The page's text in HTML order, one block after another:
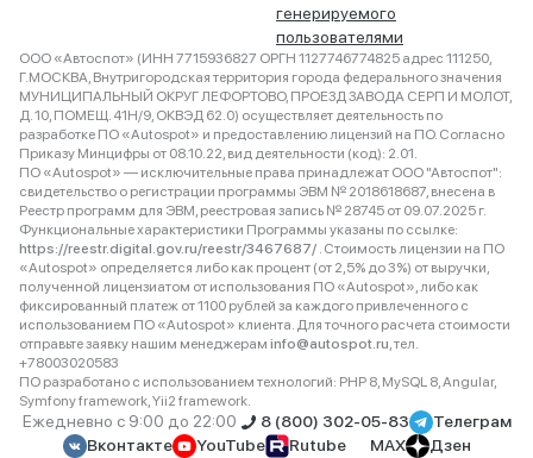
генерируемого
пользователями
ООО «Автоспот» (ИНН 7715936827 ОРГН 1127746774825 адрес 111250,
Г.МОСКВА, Внутригородская территория города федерального значения
МУНИЦИПАЛЬНЫЙ ОКРУГ ЛЕФОРТОВО, ПРОЕЗД ЗАВОДА СЕРП И МОЛОТ,
Д. 10, ПОМЕЩ. 41Н/9, ОКВЭД 62.0) осуществляет деятельность по
разработке ПО «Autospot» и предоставлению лицензий на ПО. Согласно
Приказу Минцифры от 08.10.22, вид деятельности (код): 2.01.
ПО «Autospot» — исключительные права принадлежат ООО "Автоспот":
свидетельство о регистрации программы ЭВМ № 2018618687, внесена в
Реестр программ для ЭВМ, реестровая запись № 28745 от 09.07.2025 г.
Функциональные характеристики Программы указаны по ссылке:
https://reestr.digital.gov.ru/reestr/3467687/ . Стоимость лицензии на ПО
«Autospot» определяется либо как процент (от 2,5% до 3%) от выручки,
полученной лицензиатом от использования ПО «Autospot», либо как
фиксированный платеж от 1100 рублей за каждого привлеченного с
использованием ПО «Autospot» клиента. Для точного расчета стоимости
отправьте заявку нашим менеджерам info@autospot.ru, тел.
+78003020583
ПО разработано с использованием технологий: PHP 8, MySQL 8, Angular,
Symfony framework, Yii2 framework.
Ежедневно с 9:00 до 22:00 8 (800) 302-05-83
Телеграм
Вконтакте
YouTube Rutube MAX Дзен